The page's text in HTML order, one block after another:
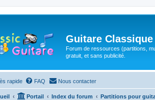
Guitare Classique
Forum de ressources (partitions,
gratuit, et sans publicité.
rapide FAQ Nous contacter
Portail Index du forum Partitions pour